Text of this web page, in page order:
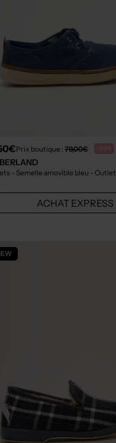
Prix boutique :79,00€ -50%
- Semelle amovible bleu - Outlet
ACHAT EXPRESS